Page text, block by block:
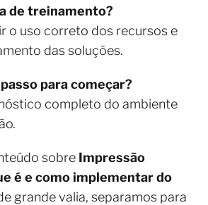
de treinamento?
o uso correto dos recursos e
das soluções.
para começar?
completo do ambiente
sobre Impressão
é e como implementar do
grande valia, separamos para